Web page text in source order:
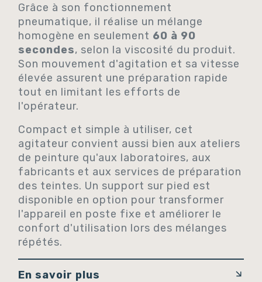
Grâce à son fonctionnement
pneumatique, il réalise un mélange
homogène en seulement 60 à 90
secondes, selon la viscosité du produit.
Son mouvement d'agitation et sa vitesse
élevée assurent une préparation rapide
tout en limitant les efforts de
l'opérateur.
Compact et simple à utiliser, cet
agitateur convient aussi bien aux ateliers
de peinture qu'aux laboratoires, aux
fabricants et aux services de préparation
des teintes. Un support sur pied est
disponible en option pour transformer
l'appareil en poste fixe et améliorer le
confort d'utilisation lors des mélanges
répétés.
En savoir plus